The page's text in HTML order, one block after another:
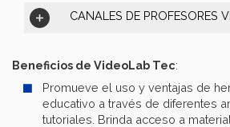
CANALES DE PROFESORES
Beneficios de VideoLab Tec:
Promueve el uso y ventajas de
educativo a través de diferentes
tutoriales. Brinda acceso a